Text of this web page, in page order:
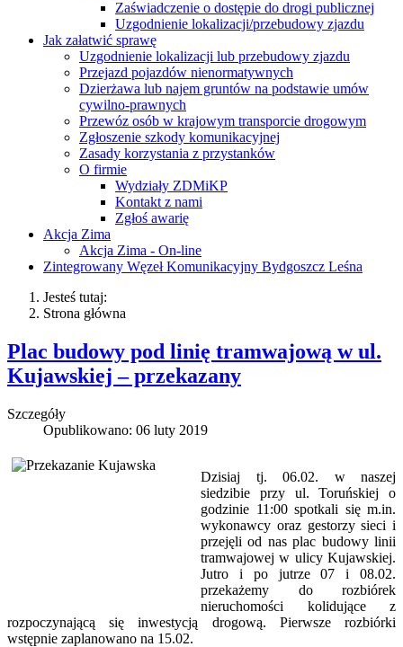
Zaświadczenie o dostępie do drogi publicznej
Uzgodnienie lokalizacji/przebudowy zjazdu
Jak załatwić sprawę
Uzgodnienie lokalizacji lub przebudowy zjazdu
Przejazd pojazdów nienormatywnych
Dzierżawa lub najem gruntów na podstawie umów
cywilno-prawnych
Przewóz osób w krajowym transporcie drogowym
Zgłoszenie szkody komunikacyjnej
Zasady korzystania z przystanków
O firmie
Wydziały ZDMiKP
Kontakt z nami
Zgłoś awarię
Akcja Zima
Akcja Zima - On-line
Zintegrowany Węzeł Komunikacyjny Bydgoszcz Leśna
Jesteś tutaj:
Strona główna
Plac budowy pod linię tramwajową w ul.
Kujawskiej – przekazany
Szczegóły
Opublikowano: 06 luty 2019
Dzisiaj tj. 06.02. w naszej
siedzibie przy ul. Toruńskiej o
godzinie 11:00 spotkali się m.in.
wykonawcy oraz gestorzy sieci i
przejęli od nas plac budowy linii
tramwajowej w ulicy Kujawskiej.
Jutro i po jutrze 07 i 08.02.
przekażemy do rozbiórek
nieruchomości kolidujące z
rozpoczynającą się inwestycją drogową. Pierwsze rozbiórki
wstępnie zaplanowano na 15.02.